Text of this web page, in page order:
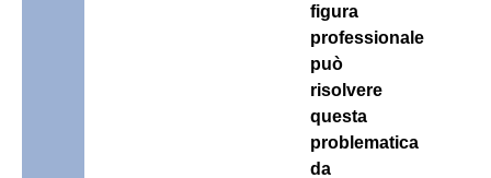
figura
professionale
può
risolvere
questa
problematica
da